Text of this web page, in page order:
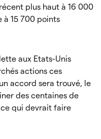
plus haut à 16 000
à 15 700 points
aux Etats-Unis
actions ces
accord sera trouvé, le
des centaines de
qui devrait faire